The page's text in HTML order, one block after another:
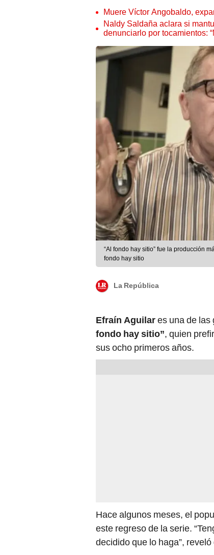
Muere Víctor Angobaldo,
Naldy Saldaña aclara si
denunciarlo por tocamientos:
“Al fondo hay sitio” fue la producción
fondo hay sitio
La República
Efraín Aguilares una de las
fondo hay sitio”, quien
sus ocho primeros años.
Hace algunos meses, el
este regreso de la serie.
decidido que lo haga”, reveló